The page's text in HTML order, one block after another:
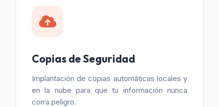
Copias de Seguridad
Implantación de copias automáticas locales y
en la nube para que tu información nunca
corra peligro.